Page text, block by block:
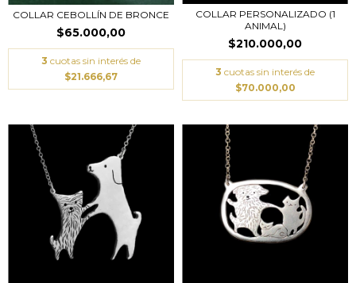
COLLAR CEBOLLÍN DE BRONCE
$65.000,00
3 cuotas sin interés de
$21.666,67
COLLAR PERSONALIZADO (1
ANIMAL)
$210.000,00
3 cuotas sin interés de
$70.000,00